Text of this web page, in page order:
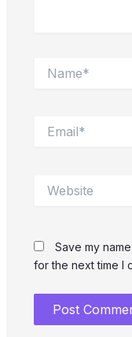
Save my
for the next time I